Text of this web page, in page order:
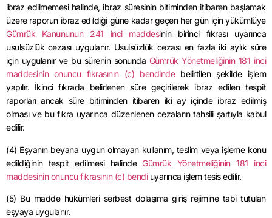
ibraz edilmemesi halinde, ibraz süresinin bitiminden itibaren başlamak
üzere raporun ibraz edildiği güne kadar geçen her gün için yükümlüye
Gümrük Kanununun 241 inci maddesinin birinci fıkrası uyarınca
usulsüzlük cezası uygulanır. Usulsüzlük cezası en fazla iki aylık süre
için uygulanır ve bu sürenin sonunda Gümrük Yönetmeliğinin 181 inci
maddesinin onuncu fıkrasının (c) bendindebelirtilen şekilde işlem
yapılır. İkinci fıkrada belirlenen süre geçirilerek ibraz edilen tespit
raporları ancak süre bitiminden itibaren iki ay içinde ibraz edilmiş
olması ve bu fıkra uyarınca düzenlenen cezaların tahsili şartıyla kabul
edilir.
(4) Eşyanın beyana uygun olmayan kullanım, teslim veya işleme konu
edildiğinin tespit edilmesi halindeGümrük Yönetmeliğinin 181 inci
maddesinin onuncu fıkrasının (c) bendiuyarınca işlem tesis edilir.
(5) Bu madde hükümleri serbest dolaşıma giriş rejimine tabi tutulan
eşyaya uygulanır.